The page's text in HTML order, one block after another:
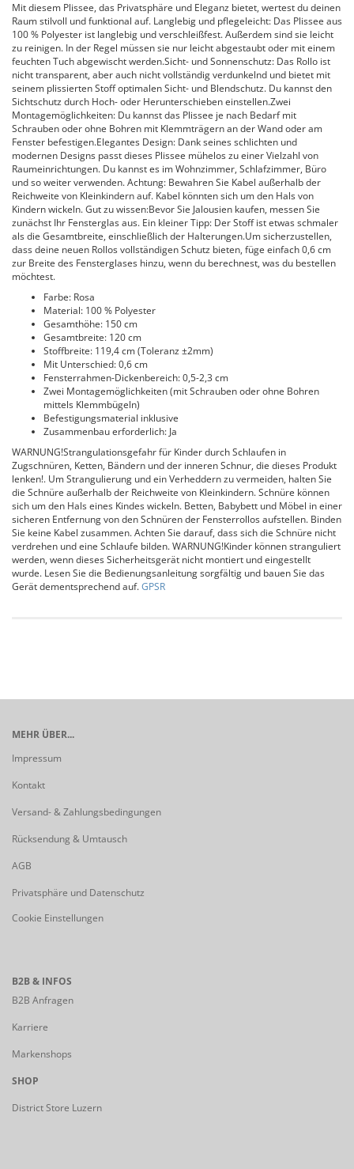
Mit diesem Plissee, das Privatsphäre und Eleganz bietet, wertest du deinen
Raum stilvoll und funktional auf. Langlebig und pflegeleicht: Das Plissee aus
100 % Polyester ist langlebig und verschleißfest. Außerdem sind sie leicht
zu reinigen. In der Regel müssen sie nur leicht abgestaubt oder mit einem
feuchten Tuch abgewischt werden.Sicht- und Sonnenschutz: Das Rollo ist
nicht transparent, aber auch nicht vollständig verdunkelnd und bietet mit
seinem plissierten Stoff optimalen Sicht- und Blendschutz. Du kannst den
Sichtschutz durch Hoch- oder Herunterschieben einstellen.Zwei
Montagemöglichkeiten: Du kannst das Plissee je nach Bedarf mit
Schrauben oder ohne Bohren mit Klemmträgern an der Wand oder am
Fenster befestigen.Elegantes Design: Dank seines schlichten und
modernen Designs passt dieses Plissee mühelos zu einer Vielzahl von
Raumeinrichtungen. Du kannst es im Wohnzimmer, Schlafzimmer, Büro
und so weiter verwenden. Achtung: Bewahren Sie Kabel außerhalb der
Reichweite von Kleinkindern auf. Kabel könnten sich um den Hals von
Kindern wickeln. Gut zu wissen:Bevor Sie Jalousien kaufen, messen Sie
zunächst Ihr Fensterglas aus. Ein kleiner Tipp: Der Stoff ist etwas schmaler
als die Gesamtbreite, einschließlich der Halterungen.Um sicherzustellen,
dass deine neuen Rollos vollständigen Schutz bieten, füge einfach 0,6 cm
zur Breite des Fensterglases hinzu, wenn du berechnest, was du bestellen
möchtest.
Farbe: Rosa
Material: 100 % Polyester
Gesamthöhe: 150 cm
Gesamtbreite: 120 cm
Stoffbreite: 119,4 cm (Toleranz ±2mm)
Mit Unterschied: 0,6 cm
Fensterrahmen-Dickenbereich: 0,5-2,3 cm
Zwei Montagemöglichkeiten (mit Schrauben oder ohne Bohren
mittels Klemmbügeln)
Befestigungsmaterial inklusive
Zusammenbau erforderlich: Ja
WARNUNG!Strangulationsgefahr für Kinder durch Schlaufen in
Zugschnüren, Ketten, Bändern und der inneren Schnur, die dieses Produkt
lenken!. Um Strangulierung und ein Verheddern zu vermeiden, halten Sie
die Schnüre außerhalb der Reichweite von Kleinkindern. Schnüre können
sich um den Hals eines Kindes wickeln. Betten, Babybett und Möbel in einer
sicheren Entfernung von den Schnüren der Fensterrollos aufstellen. Binden
Sie keine Kabel zusammen. Achten Sie darauf, dass sich die Schnüre nicht
verdrehen und eine Schlaufe bilden. WARNUNG!Kinder können stranguliert
werden, wenn dieses Sicherheitsgerät nicht montiert und eingestellt
wurde. Lesen Sie die Bedienungsanleitung sorgfältig und bauen Sie das
Gerät dementsprechend auf.GPSR
MEHR ÜBER...
Impressum
Kontakt
Versand- & Zahlungsbedingungen
Rücksendung & Umtausch
AGB
Privatsphäre und Datenschutz
Cookie Einstellungen
B2B & INFOS
B2B Anfragen
Karriere
Markenshops
SHOP
District Store Luzern